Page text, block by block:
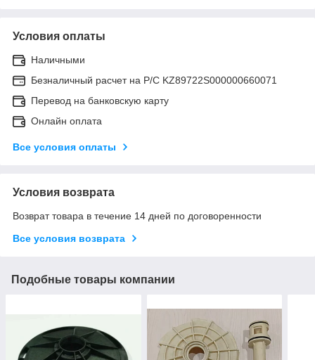
Условия оплаты
Наличными
Безналичный расчет на Р/С KZ89722S000000660071
Перевод на банковскую карту
Онлайн оплата
Все условия оплаты
Условия возврата
Возврат товара в течение 14 дней по договоренности
Все условия возврата
Подобные товары компании